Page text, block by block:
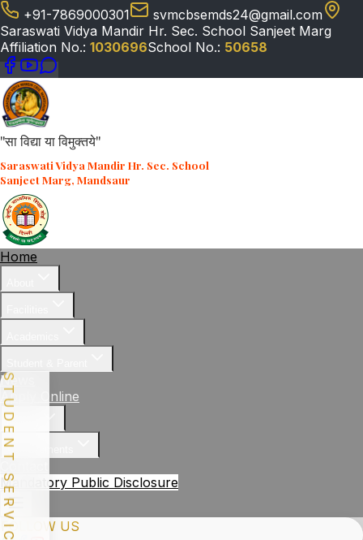
+91-7869000301
svmcbsemds24@gmail.com
Saraswati Vidya Mandir Hr. Sec. School Sanjeet Marg
Affiliation No.: 1030696School No.: 50658
"सा विद्या या विमुक्तये"
Saraswati Vidya Mandir Hr. Sec. School
Sanjeet Marg, Mandsaur
Home
News
Apply Online
Gallery
Achievements
Mandatory Public Disclosure
FOLLOW US
STUDENT SERVICES